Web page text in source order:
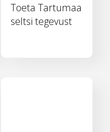
Toeta Tartumaa
seltsi tegevust